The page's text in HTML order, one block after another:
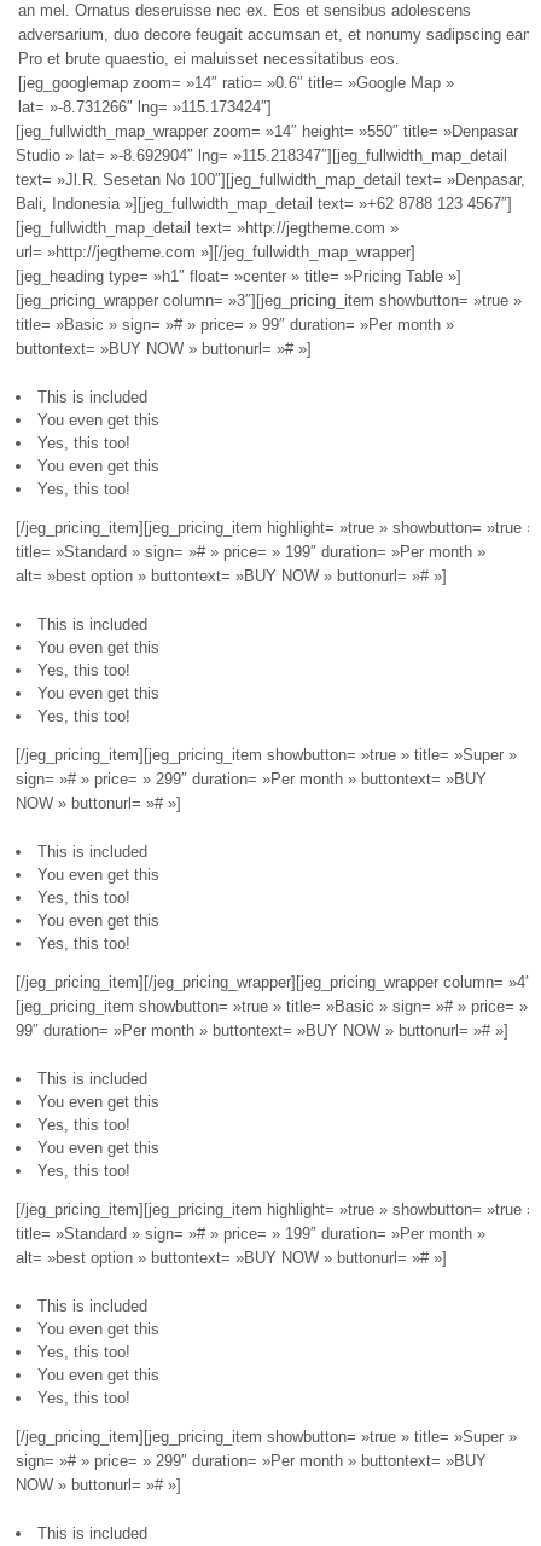
an mel. Ornatus deseruisse nec ex. Eos et sensibus adolescens
adversarium, duo decore feugait accumsan et, et nonumy sadipscing eam.
Pro et brute quaestio, ei maluisset necessitatibus eos.
[jeg_googlemap zoom= »14″ ratio= »0.6″ title= »Google Map »
lat= »-8.731266″ lng= »115.173424″]
[jeg_fullwidth_map_wrapper zoom= »14″ height= »550″ title= »Denpasar
Studio » lat= »-8.692904″ lng= »115.218347″][jeg_fullwidth_map_detail
text= »Jl.R. Sesetan No 100″][jeg_fullwidth_map_detail text= »Denpasar,
Bali, Indonesia »][jeg_fullwidth_map_detail text= »+62 8788 123 4567″]
[jeg_fullwidth_map_detail text= »http://jegtheme.com »
url= »http://jegtheme.com »][/jeg_fullwidth_map_wrapper]
[jeg_heading type= »h1″ float= »center » title= »Pricing Table »]
[jeg_pricing_wrapper column= »3″][jeg_pricing_item showbutton= »true »
title= »Basic » sign= »# » price= » 99″ duration= »Per month »
buttontext= »BUY NOW » buttonurl= »# »]
This is included
You even get this
Yes, this too!
You even get this
Yes, this too!
[/jeg_pricing_item][jeg_pricing_item highlight= »true » showbutton= »true »
title= »Standard » sign= »# » price= » 199″ duration= »Per month »
alt= »best option » buttontext= »BUY NOW » buttonurl= »# »]
This is included
You even get this
Yes, this too!
You even get this
Yes, this too!
[/jeg_pricing_item][jeg_pricing_item showbutton= »true » title= »Super »
sign= »# » price= » 299″ duration= »Per month » buttontext= »BUY
NOW » buttonurl= »# »]
This is included
You even get this
Yes, this too!
You even get this
Yes, this too!
[/jeg_pricing_item][/jeg_pricing_wrapper][jeg_pricing_wrapper column= »4″]
[jeg_pricing_item showbutton= »true » title= »Basic » sign= »# » price= »
99″ duration= »Per month » buttontext= »BUY NOW » buttonurl= »# »]
This is included
You even get this
Yes, this too!
You even get this
Yes, this too!
[/jeg_pricing_item][jeg_pricing_item highlight= »true » showbutton= »true »
title= »Standard » sign= »# » price= » 199″ duration= »Per month »
alt= »best option » buttontext= »BUY NOW » buttonurl= »# »]
This is included
You even get this
Yes, this too!
You even get this
Yes, this too!
[/jeg_pricing_item][jeg_pricing_item showbutton= »true » title= »Super »
sign= »# » price= » 299″ duration= »Per month » buttontext= »BUY
NOW » buttonurl= »# »]
This is included